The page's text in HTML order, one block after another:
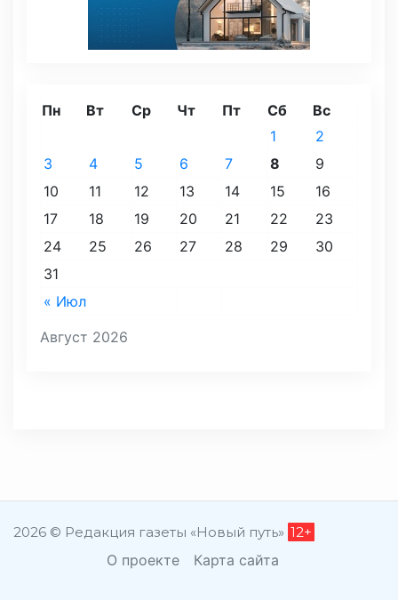
Август 2026
Пн Вт Ср Чт Пт Сб Вс
« Июл
1
2
3
4 5 6 7 8
9
10
11 12 13 14 15
16
17
18 19 20 21 22
23
24
25 26 27 28 29
30
31
2026 © Редакция газеты «Новый путь» 12+
О проекте Карта сайта